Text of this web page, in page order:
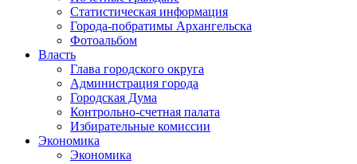
Статистическая информация
Города-побратимы Архангельска
Фотоальбом
Власть
Глава городского округа
Администрация города
Городская Дума
Контрольно-счетная палата
Избирательные комиссии
Экономика
Экономика